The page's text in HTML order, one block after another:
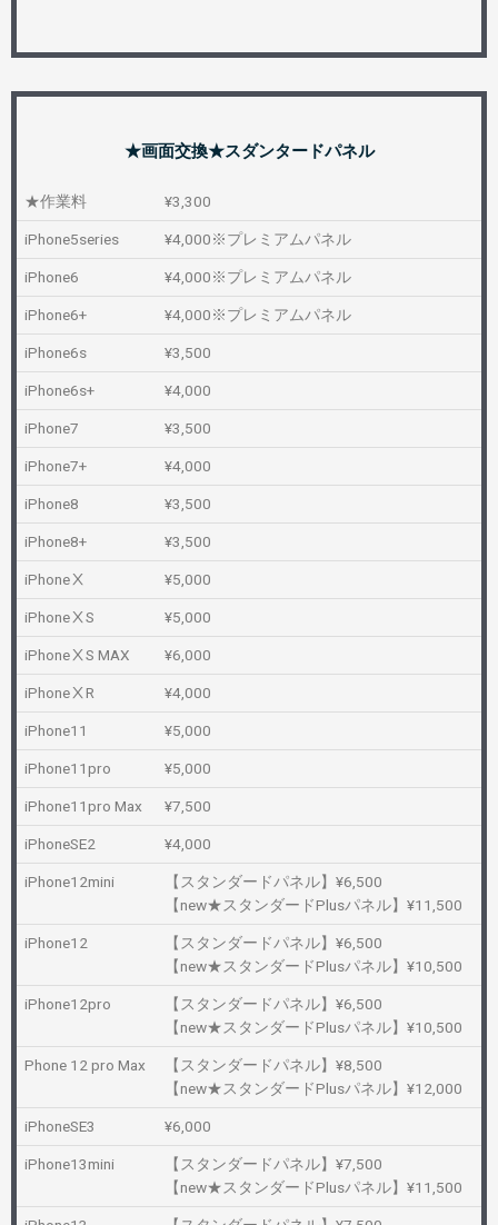
★画面交換★スダンタードパネル
★作業料 ¥3,300
iPhone5series ¥4,000※プレミアムパネル
iPhone6 ¥4,000※プレミアムパネル
iPhone6+ ¥4,000※プレミアムパネル
iPhone6s ¥3,500
iPhone6s+ ¥4,000
iPhone7 ¥3,500
iPhone7+ ¥4,000
iPhone8 ¥3,500
iPhone8+ ¥3,500
iPhoneⅩ ¥5,000
iPhoneⅩS ¥5,000
iPhoneⅩS MAX ¥6,000
iPhoneⅩR ¥4,000
iPhone11 ¥5,000
iPhone11pro ¥5,000
iPhone11pro Max ¥7,500
iPhoneSE2 ¥4,000
iPhone12mini
【スタンダードパネル】¥6,500
【new★スタンダードPlusパネル】¥11,500
iPhone12
【スタンダードパネル】¥6,500
【new★スタンダードPlusパネル】¥10,500
iPhone12pro
【スタンダードパネル】¥6,500
【new★スタンダードPlusパネル】¥10,500
Phone 12 pro Max
【スタンダードパネル】¥8,500
【new★スタンダードPlusパネル】¥12,000
iPhoneSE3 ¥6,000
iPhone13mini
【スタンダードパネル】¥7,500
【new★スタンダードPlusパネル】¥11,500